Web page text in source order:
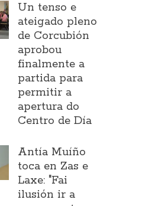
Un tenso e
ateigado pleno
de Corcubión
aprobou
finalmente a
partida para
permitir a
apertura do
Centro de Día
Antía Muíño
toca en Zas e
Laxe: "Fai
ilusión ir a